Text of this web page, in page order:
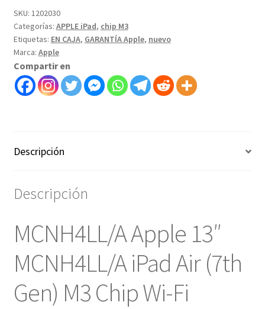
13"
iPad
Air
(7th
Gen)
M3
128GB-
cantidad
SKU: 1202030
Categorías: APPLE iPad, chip M3
Etiquetas: EN CAJA, GARANTÍA Apple, nuevo
Marca: Apple
Compartir en
Descripción
Descripción
MCNH4LL/A Apple 13″
MCNH4LL/A iPad Air (7th
Gen) M3 Chip Wi-Fi